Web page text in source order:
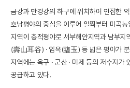
금강과 만경강의 하구에 위치하여 인접한
호남평야의 중심을 이루어 일찍부터 미곡
지역이 충적평야로 서부해안지역과 남부지
(壽山耳谷) · 임옥(臨玉) 등 넓은 평야가
지역에는 옥구 · 군산 · 미제 등의 저수지가
공급하고 있다.